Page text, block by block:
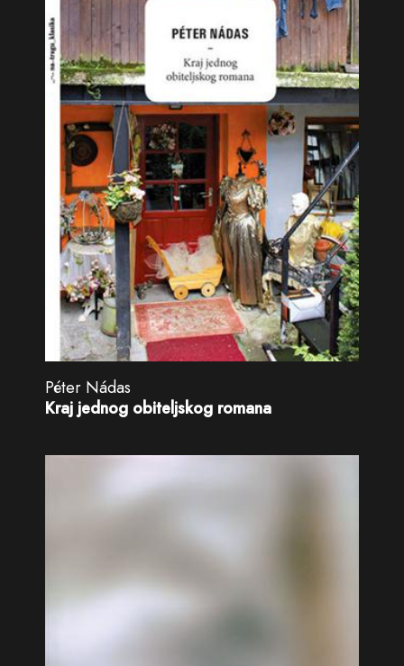
Péter Nádas
Kraj jednog obiteljskog romana